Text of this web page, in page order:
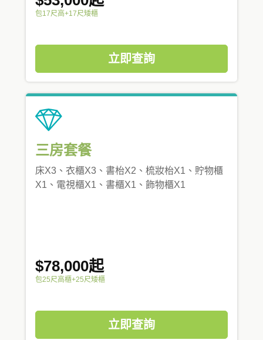
包17尺高+17尺矮櫃
立即查詢
三房套餐
床X3、衣櫃X3、書枱X2、梳妝枱X1、貯物櫃
X1、電視櫃X1、書櫃X1、飾物櫃X1
$78,000起
包25尺高櫃+25尺矮櫃
立即查詢